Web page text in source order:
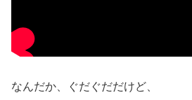
なんだか、ぐだぐだだけど、